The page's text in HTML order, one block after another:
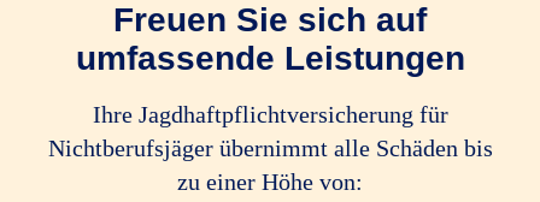
Freuen Sie sich auf
umfassende Leistungen
Ihre Jagdhaftpflichtversicherung für
Nichtberufsjäger übernimmt alle Schäden bis
zu einer Höhe von: